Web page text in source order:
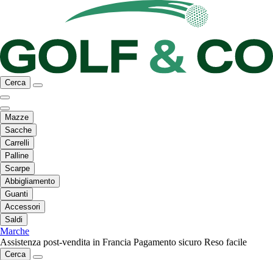
Cerca
Mazze
Sacche
Carrelli
Palline
Scarpe
Abbigliamento
Guanti
Accessori
Saldi
Marche
Assistenza post-vendita in Francia Pagamento sicuro Reso facile
Cerca